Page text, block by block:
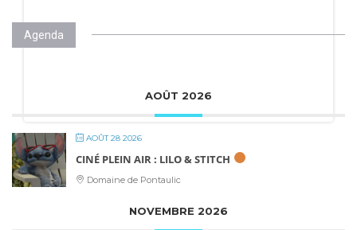
Agenda
AOÛT 2026
AOÛT 28 2026
CINÉ PLEIN AIR : LILO & STITCH
Domaine de Pontaulic
NOVEMBRE 2026